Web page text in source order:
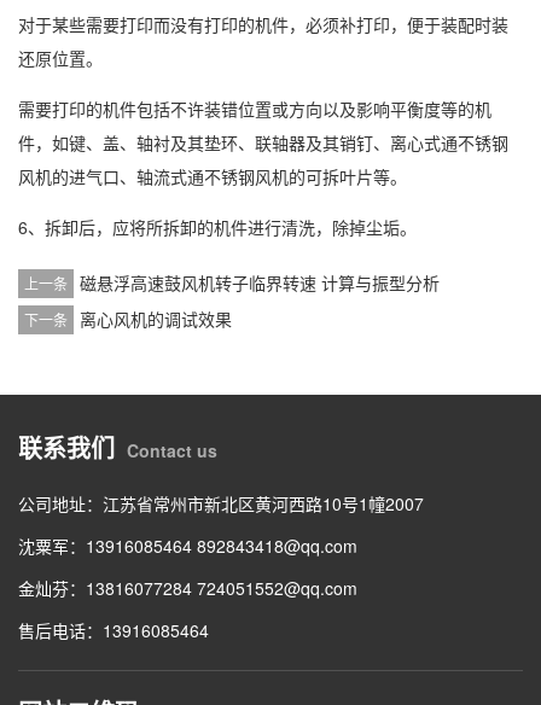
对于某些需要打印而没有打印的机件，必须补打印，便于装配时装
还原位置。
需要打印的机件包括不许装错位置或方向以及影响平衡度等的机
件，如键、盖、轴衬及其垫环、联轴器及其销钉、离心式通不锈钢
风机的进气口、轴流式通不锈钢风机的可拆叶片等。
6、拆卸后，应将所拆卸的机件进行清洗，除掉尘垢。
上一条 磁悬浮高速鼓风机转子临界转速 计算与振型分析
下一条 离心风机的调试效果
联系我们 Contact us
公司地址：江苏省常州市新北区黄河西路10号1幢2007
沈粟军：13916085464 892843418@qq.com
金灿芬：13816077284 724051552@qq.com
售后电话：13916085464